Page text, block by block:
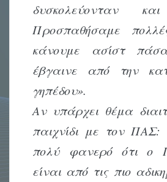
δυσκολεύονταν
Προσπαθήσαμε
κάνουμε ασίστ
έβγαινε από την
γηπέδου».
Αν υπάρχει θέμα
παιχνίδι με τον
πολύ φανερό ότι ο
είναι από τις πιο